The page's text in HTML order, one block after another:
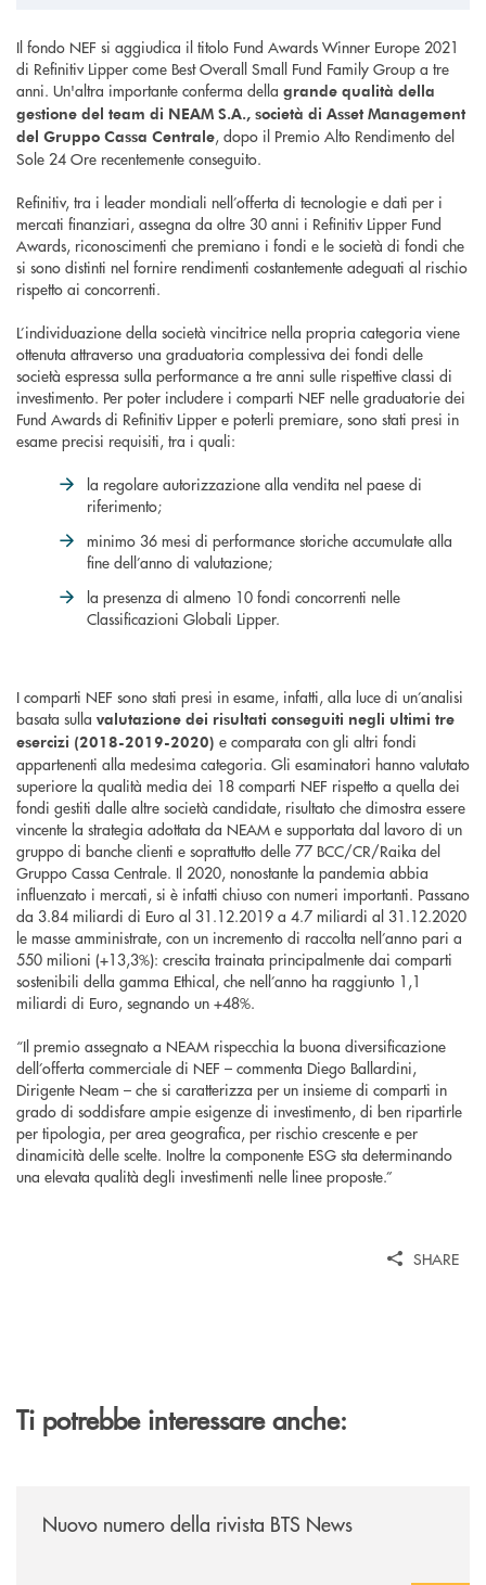
Il fondo NEF si aggiudica il titolo Fund Awards Winner Europe 2021
di Refinitiv Lipper come Best Overall Small Fund Family Group a tre
anni. Un'altra importante conferma della grande qualità della
gestione del team di NEAM S.A., società di Asset Management
del Gruppo Cassa Centrale, dopo il Premio Alto Rendimento del
Sole 24 Ore recentemente conseguito.
Refinitiv, tra i leader mondiali nell’offerta di tecnologie e dati per i
mercati finanziari, assegna da oltre 30 anni i Refinitiv Lipper Fund
Awards, riconoscimenti che premiano i fondi e le società di fondi che
si sono distinti nel fornire rendimenti costantemente adeguati al rischio
rispetto ai concorrenti.
L’individuazione della società vincitrice nella propria categoria viene
ottenuta attraverso una graduatoria complessiva dei fondi delle
società espressa sulla performance a tre anni sulle rispettive classi di
investimento. Per poter includere i comparti NEF nelle graduatorie dei
Fund Awards di Refinitiv Lipper e poterli premiare, sono stati presi in
esame precisi requisiti, tra i quali:
la regolare autorizzazione alla vendita nel paese di
riferimento;
minimo 36 mesi di performance storiche accumulate alla
fine dell’anno di valutazione;
la presenza di almeno 10 fondi concorrenti nelle
Classificazioni Globali Lipper.
I comparti NEF sono stati presi in esame, infatti, alla luce di un’analisi
basata sulla valutazione dei risultati conseguiti negli ultimi tre
esercizi (2018-2019-2020) e comparata con gli altri fondi
appartenenti alla medesima categoria. Gli esaminatori hanno valutato
superiore la qualità media dei 18 comparti NEF rispetto a quella dei
fondi gestiti dalle altre società candidate, risultato che dimostra essere
vincente la strategia adottata da NEAM e supportata dal lavoro di un
gruppo di banche clienti e soprattutto delle 77 BCC/CR/Raika del
Gruppo Cassa Centrale. Il 2020, nonostante la pandemia abbia
influenzato i mercati, si è infatti chiuso con numeri importanti. Passano
da 3.84 miliardi di Euro al 31.12.2019 a 4.7 miliardi al 31.12.2020
le masse amministrate, con un incremento di raccolta nell’anno pari a
550 milioni (+13,3%): crescita trainata principalmente dai comparti
sostenibili della gamma Ethical, che nell’anno ha raggiunto 1,1
miliardi di Euro, segnando un +48%.
“Il premio assegnato a NEAM rispecchia la buona diversificazione
dell’offerta commerciale di NEF – commenta Diego Ballardini,
Dirigente Neam – che si caratterizza per un insieme di comparti in
grado di soddisfare ampie esigenze di investimento, di ben ripartirle
per tipologia, per area geografica, per rischio crescente e per
dinamicità delle scelte. Inoltre la componente ESG sta determinando
una elevata qualità degli investimenti nelle linee proposte.”
SHARE
Ti potrebbe interessare anche:
Nuovo numero della rivista BTS News